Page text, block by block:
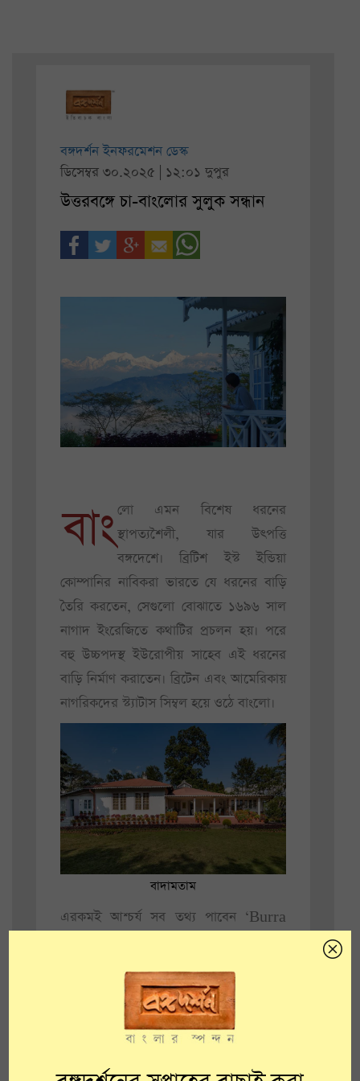
বঙ্গদর্শন ইনফরমেশন ডেস্ক
ডিসেম্বর ৩০.২০২৫ | ১২:০১ দুপুর
উত্তরবঙ্গে চা-বাংলোর সুলুক সন্ধান
বাংলো এমন বিশেষ ধরনের
স্থাপত্যশৈলী, যার উৎপত্তি
বঙ্গদেশে। ব্রিটিশ ইস্ট ইন্ডিয়া
কোম্পানির নাবিকরা ভারতে যে ধরনের বাড়ি
তৈরি করতেন, সেগুলো বোঝাতে ১৬৯৬ সাল
নাগাদ ইংরেজিতে কথাটির প্রচলন হয়। পরে
বহু উচ্চপদস্থ ইউরোপীয় সাহেব এই ধরনের
বাড়ি নির্মাণ করাতেন। ব্রিটেন এবং আমেরিকায়
নাগরিকদের স্ট্যাটাস সিম্বল হয়ে ওঠে বাংলো।
বাদামতাম
এরকমই আশ্চর্য সব তথ্য পাবেন ‘Burra
Lifestyle of Tea Estate in North
Bengal’ বইতে। পশ্চিমবঙ্গ সরকারের
সহায়তায় বইটি প্রকাশ করেছে